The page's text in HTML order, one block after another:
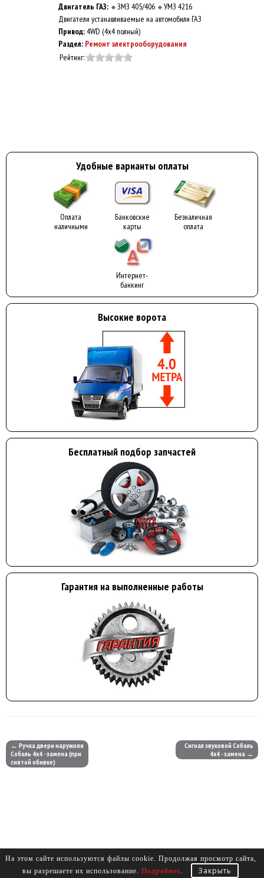
Двигатель ГАЗ: 🔹 ЗМЗ 405/406 🔹 УМЗ 4216
Двигатели устанавливаемые на автомобили ГАЗ
Привод:4WD (4x4 полный)
Раздел: Ремонт электрооборудования
Рейтинг:
Удобные варианты оплаты
Оплата
наличными
Банковские
карты
Безналичная
оплата
Интернет-
банкинг
Высокие ворота
Бесплатный подбор запчастей
Гарантия на выполненные работы
← Ручка двери наружняя
Соболь 4х4 - замена (при
снятой обивке)
Сигнал звуковой Соболь
4х4 - замена →
На этом сайте используются файлы cookie. Продолжая просмотр сайта,
вы разрешаете их использование. Подробнее. Закрыть